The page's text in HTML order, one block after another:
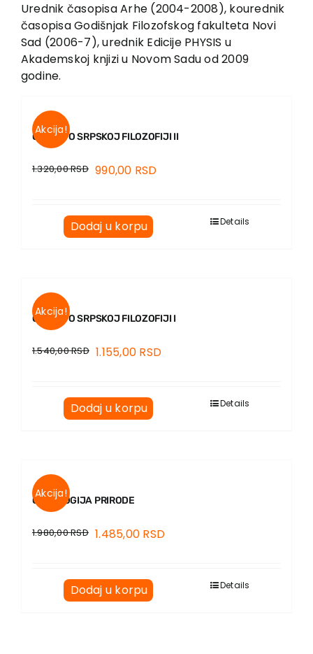
Urednik časopisa Arhe (2004-2008), kourednik
časopisa Godišnjak Filozofskog fakulteta Novi
Sad (2006-7), urednik Edicije PHYSIS u
Akademskoj knjizi u Novom Sadu od 2009
godine.
Akcija!
OGLEDI O SRPSKOJ FILOZOFIJI II
1.320,00RSD 990,00 RSD
Dodaj u korpu Details
Akcija!
OGLEDI O SRPSKOJ FILOZOFIJI I
1.540,00RSD 1.155,00 RSD
Dodaj u korpu Details
Akcija!
ONTOLOGIJA PRIRODE
1.980,00RSD 1.485,00 RSD
Dodaj u korpu Details